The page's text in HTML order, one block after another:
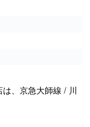
、京急大師線 / 川